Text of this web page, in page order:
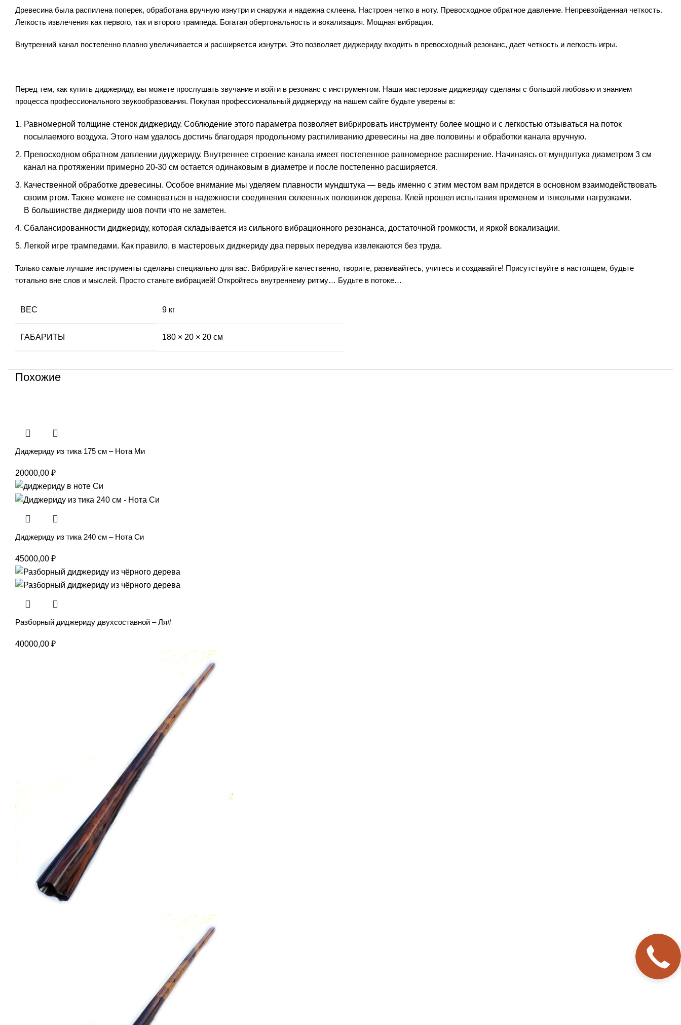
Древесина была распилена поперек, обработана вручную изнутри и снаружи и надежна склеена. Настроен четко в ноту. Превосходное обратное давление. Непревзойденная четкость.
Легкость извлечения как первого, так и второго трампеда. Богатая обертональность и вокализация. Мощная вибрация.
Внутренний канал постепенно плавно увеличивается и расширяется изнутри. Это позволяет диджериду входить в превосходный резонанс, дает четкость и легкость игры.
Перед тем, как купить диджериду, вы можете прослушать звучание и войти в резонанс с инструментом. Наши мастеровые диджериду сделаны с большой любовью и знанием
процесса профессионального звукообразования. Покупая профессиональный диджериду на нашем сайте будьте уверены в:
Равномерной толщине стенок диджериду. Соблюдение этого параметра позволяет вибрировать инструменту более мощно и с легкостью отзываться на поток
посылаемого воздуха. Этого нам удалось достичь благодаря продольному распиливанию древесины на две половины и обработки канала вручную.
Превосходном обратном давлении диджериду. Внутреннее строение канала имеет постепенное равномерное расширение. Начинаясь от мундштука диаметром 3 см
канал на протяжении примерно 20-30 см остается одинаковым в диаметре и после постепенно расширяется.
Качественной обработке древесины. Особое внимание мы уделяем плавности мундштука — ведь именно с этим местом вам придется в основном взаимодействовать
своим ртом. Также можете не сомневаться в надежности соединения склеенных половинок дерева. Клей прошел испытания временем и тяжелыми нагрузками.
В большинстве диджериду шов почти что не заметен.
Сбалансированности диджериду, которая складывается из сильного вибрационного резонанса, достаточной громкости, и яркой вокализации.
Легкой игре трампедами. Как правило, в мастеровых диджериду два первых передува извлекаются без труда.
Только самые лучшие инструменты сделаны специально для вас. Вибрируйте качественно, творите, развивайтесь, учитесь и создавайте! Присутствуйте в настоящем, будьте
тотально вне слов и мыслей. Просто станьте вибрацией! Откройтесь внутреннему ритму… Будьте в потоке…
ВЕС 9 кг
ГАБАРИТЫ 180 × 20 × 20 см
Похожие
Диджериду из тика 175 см – Нота Ми
20000,00 ₽
Диджериду из тика 240 см – Нота Си
45000,00 ₽
Разборный диджериду двухсоставной – Ля#
40000,00 ₽